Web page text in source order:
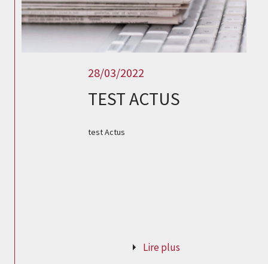
28/03/2022
TEST ACTUS
test Actus
Lire plus